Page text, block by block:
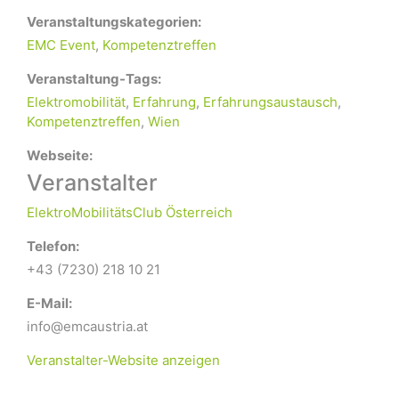
Veranstaltungskategorien:
EMC Event, Kompetenztreffen
Veranstaltung-Tags:
Elektromobilität, Erfahrung, Erfahrungsaustausch,
Kompetenztreffen, Wien
Webseite:
Veranstalter
ElektroMobilitätsClub Österreich
Telefon:
+43 (7230) 218 10 21
E-Mail:
info@emcaustria.at
Veranstalter-Website anzeigen